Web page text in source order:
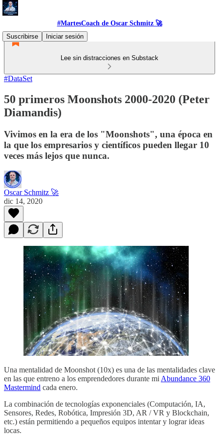
#MartesCoach de Oscar Schmitz 🚀
Suscribirse
Iniciar sesión
Lee sin distracciones en Substack
#DataSet
50 primeros Moonshots 2000-2020 (Peter
Diamandis)
Vivimos en la era de los "Moonshots", una época en
la que los empresarios y científicos pueden llegar 10
veces más lejos que nunca.
Oscar Schmitz 🚀
dic 14, 2020
Una mentalidad de Moonshot (10x) es una de las mentalidades clave
en las que entreno a los emprendedores durante mi Abundance 360
Mastermind ​​cada enero.
La combinación de tecnologías exponenciales (Computación, IA,
Sensores, Redes, Robótica, Impresión 3D, AR / VR y Blockchain,
etc.) están permitiendo a pequeños equipos intentar y lograr ideas
locas.